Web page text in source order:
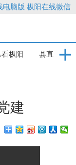
电脑版 枞阳在线微信
枞阳 县直
建